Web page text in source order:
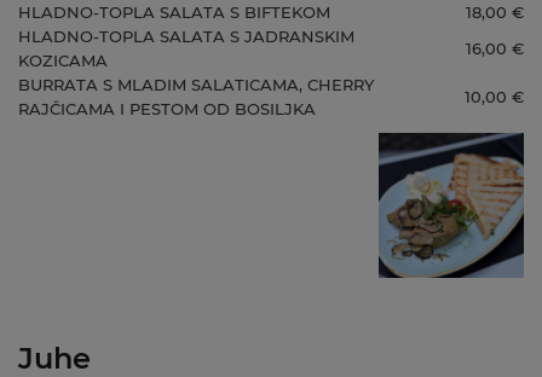
HLADNO-TOPLA SALATA S BIFTEKOM
18,00 €
HLADNO-TOPLA SALATA S JADRANSKIM
KOZICAMA
16,00 €
BURRATA S MLADIM SALATICAMA, CHERRY
RAJČICAMA I PESTOM OD BOSILJKA
10,00 €
Juhe